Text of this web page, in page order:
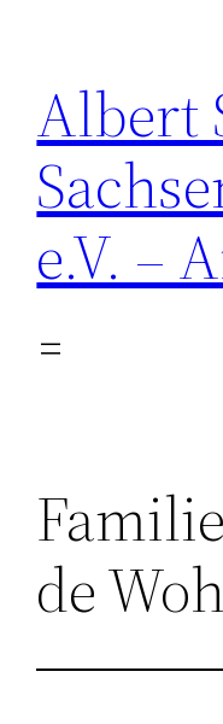
springen
Albert
e.V. –
de